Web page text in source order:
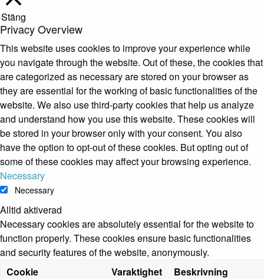
Stäng
Privacy Overview
This website uses cookies to improve your experience while
you navigate through the website. Out of these, the cookies that
are categorized as necessary are stored on your browser as
they are essential for the working of basic functionalities of the
website. We also use third-party cookies that help us analyze
and understand how you use this website. These cookies will
be stored in your browser only with your consent. You also
have the option to opt-out of these cookies. But opting out of
some of these cookies may affect your browsing experience.
Necessary
Necessary
Alltid aktiverad
Necessary cookies are absolutely essential for the website to
function properly. These cookies ensure basic functionalities
and security features of the website, anonymously.
Cookie
Varaktighet Beskrivning